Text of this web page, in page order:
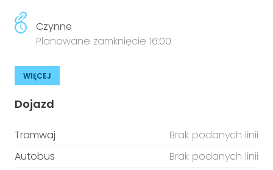
Czynne
Planowane zamknięcie 16:00
WIĘCEJ
Dojazd
Tramwaj
Brak podanych linii
Autobus
Brak podanych linii